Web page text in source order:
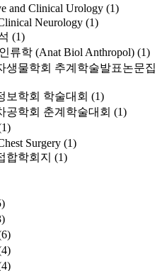
and Clinical Urology (1)
Neurology (1)
(1)
류학 (Anat Biol Anthropol) (1)
생물학회 추계학술발표논문집
보학회 학술대회 (1)
공학회 춘계학술대회 (1)
Surgery (1)
합학회지 (1)